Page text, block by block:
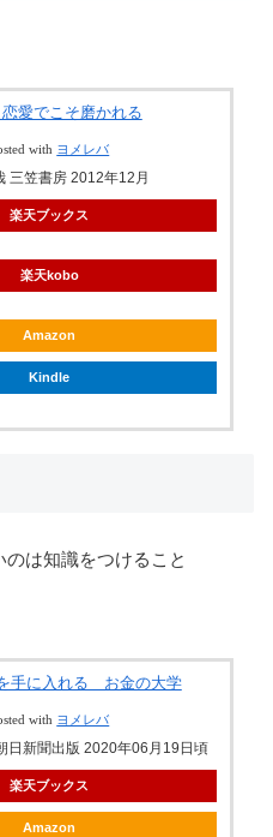
恋愛でこそ磨かれる
with ヨメレバ
三笠書房 2012年12月
楽天ブックス
楽天kobo
Amazon
Kindle
は知識をつけること
手に入れる お金の大学
with ヨメレバ
日新聞出版 2020年06月19日頃
楽天ブックス
Amazon